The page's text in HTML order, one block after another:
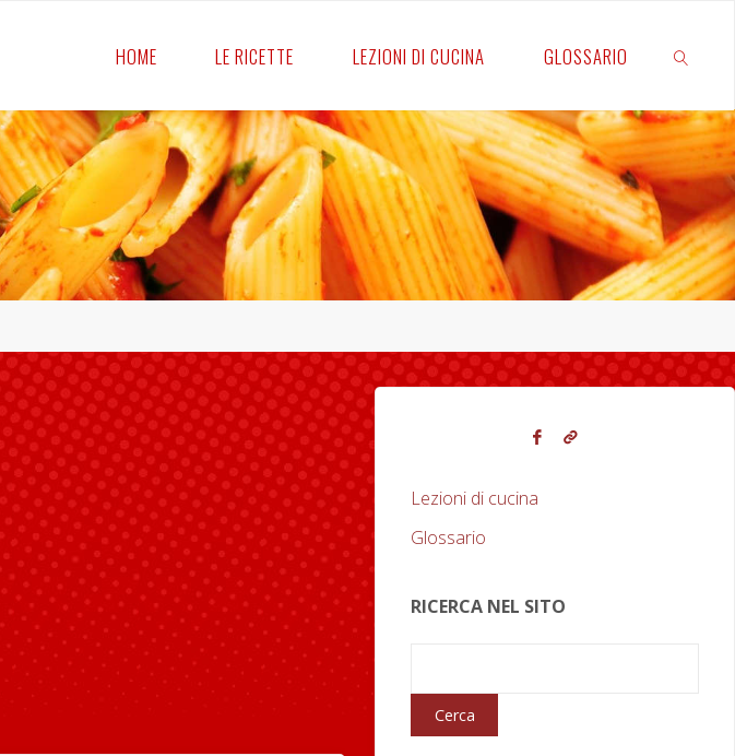
HOME LE RICETTE LEZIONI DI CUCINA GLOSSARIO
CERCA
Lezioni di cucina
Glossario
RICERCA NEL SITO